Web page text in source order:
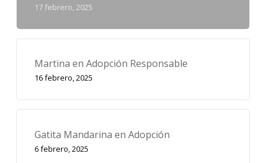
17 febrero, 2025
Martina en Adopción Responsable
16 febrero, 2025
Gatita Mandarina en Adopción
6 febrero, 2025